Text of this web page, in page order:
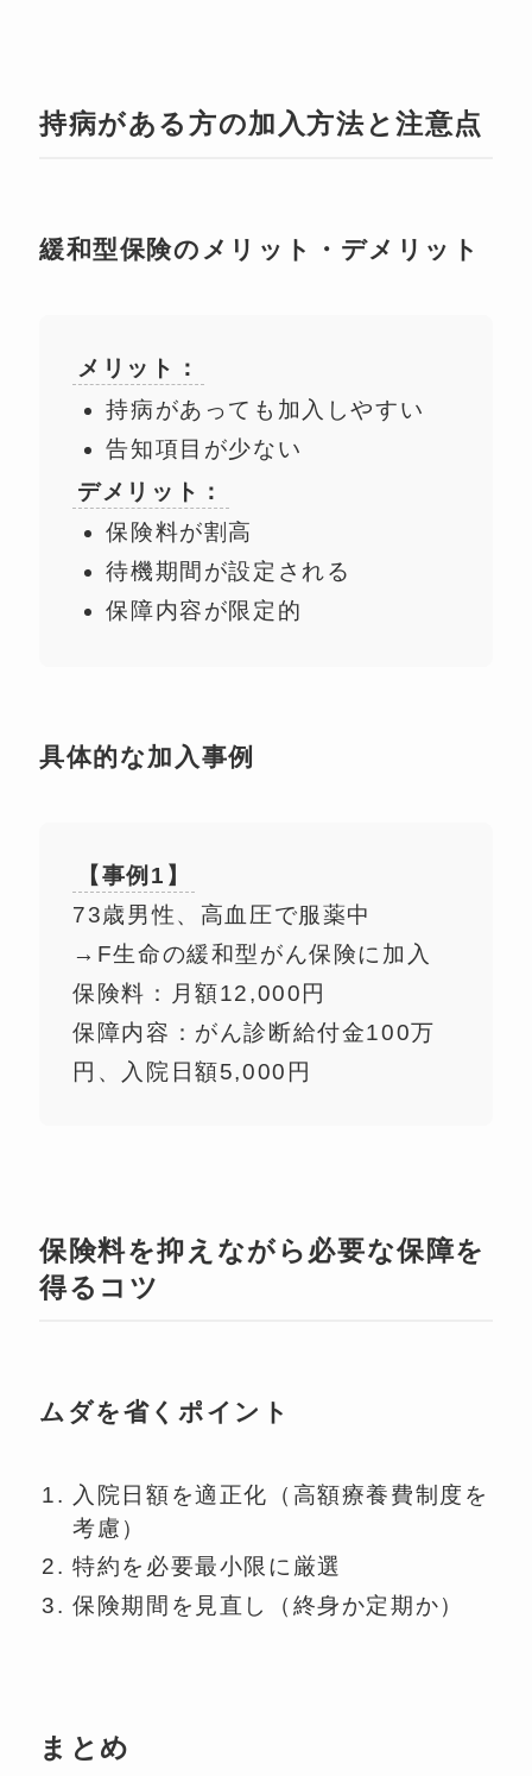
持病がある方の加入方法と注意点
緩和型保険のメリット・デメリット
メリット：
持病があっても加入しやすい
告知項目が少ない
デメリット：
保険料が割高
待機期間が設定される
保障内容が限定的
具体的な加入事例
【事例1】
73歳男性、高血圧で服薬中
→F生命の緩和型がん保険に加入
保険料：月額12,000円
保障内容：がん診断給付金100万
円、入院日額5,000円
保険料を抑えながら必要な保障を
得るコツ
ムダを省くポイント
入院日額を適正化（高額療養費制度を
考慮）
特約を必要最小限に厳選
保険期間を見直し（終身か定期か）
まとめ